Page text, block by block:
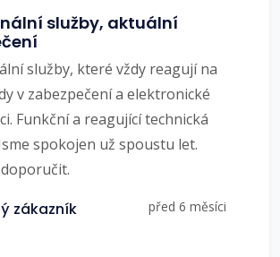
služby, aktuální
služby, které vždy reagují na
v zabezpečení a elektronické
Funkční a reagující technická
spokojen už spoustu let.
zákazník před 6 měsíci